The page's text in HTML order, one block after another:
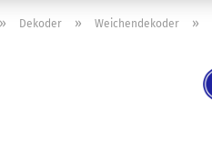
» Dekoder » Weichendekoder »